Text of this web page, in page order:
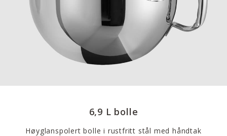
6,9 L bolle
Høyglanspolert bolle i rustfritt stål med håndtak